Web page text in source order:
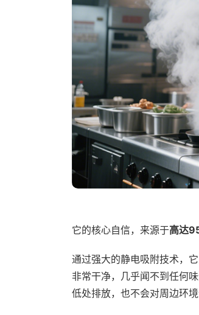
它的核心自信，来源于高达
通过强大的静电吸附技术，
非常干净，几乎闻不到任何
低处排放，也不会对周边环境